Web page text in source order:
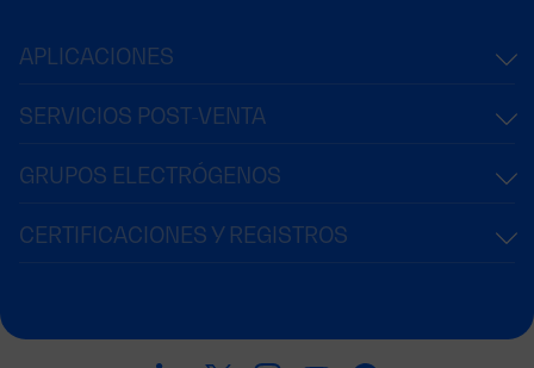
APLICACIONES
SERVICIOS POST-VENTA
GRUPOS ELECTRÓGENOS
CERTIFICACIONES Y REGISTROS